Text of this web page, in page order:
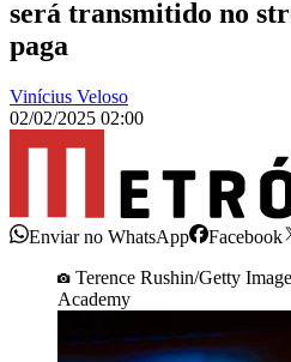
será transmitido no
paga
Vinícius Veloso
02/02/2025 02:00
Enviar no WhatsApp Facebook
Terence Rushin/Getty
Academy